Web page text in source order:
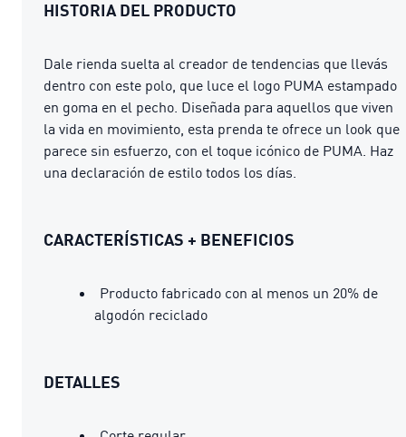
HISTORIA DEL PRODUCTO
Dale rienda suelta al creador de tendencias que llevás
dentro con este polo, que luce el logo PUMA estampado
en goma en el pecho. Diseñada para aquellos que viven
la vida en movimiento, esta prenda te ofrece un look que
parece sin esfuerzo, con el toque icónico de PUMA. Haz
una declaración de estilo todos los días.
CARACTERÍSTICAS + BENEFICIOS
Producto fabricado con al menos un 20% de
algodón reciclado
DETALLES